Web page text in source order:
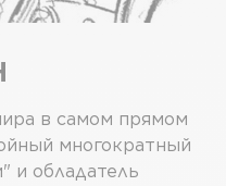
в самом прямом
многократный
и обладатель